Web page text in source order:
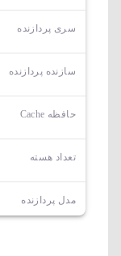
سری پردازنده
سازنده پردازنده
حافظه Cache
تعداد هسته
مدل پردازنده